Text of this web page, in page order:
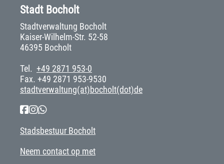
Stadt Bocholt
Stadtverwaltung Bocholt
Kaiser-Wilhelm-Str. 52-58
46395 Bocholt
Tel. +49 2871 953-0
Fax. +49 2871 953-9530
stadtverwaltung(at)bocholt(dot)de
Stadsbestuur Bocholt
Neem contact op met